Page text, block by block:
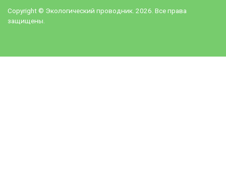
Copyright © Экологический проводник. 2026. Все права
защищены.